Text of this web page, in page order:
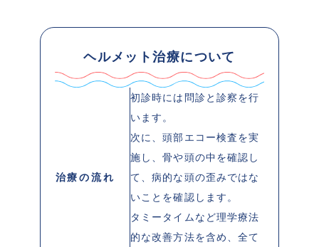
ヘルメット治療について
治療の流れ
初診時には問診と診察を行
います。
次に、頭部エコー検査を実
施し、骨や頭の中を確認し
て、病的な頭の歪みではな
いことを確認します。
タミータイムなど理学療法
的な改善方法を含め、全て